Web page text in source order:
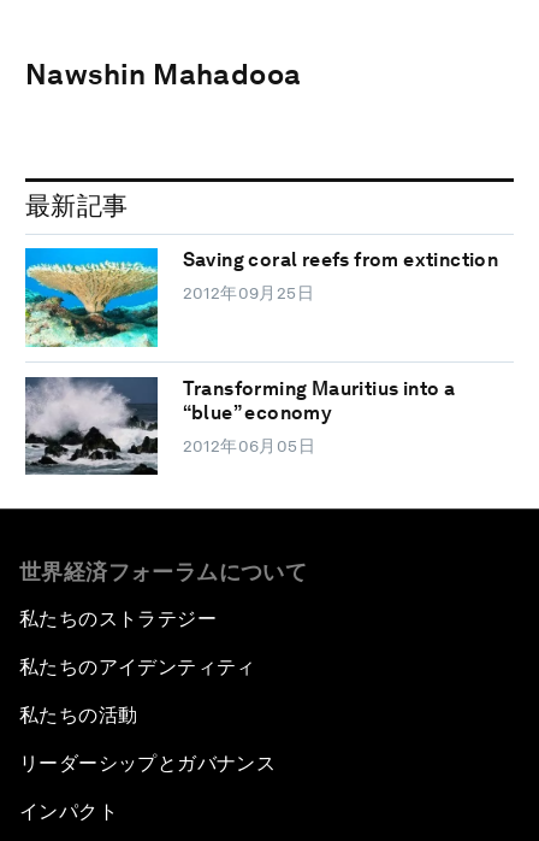
Nawshin Mahadooa
最新記事
Saving coral reefs from extinction
2012年09月25日
Transforming Mauritius into a
“blue” economy
2012年06月05日
世界経済フォーラムについて
私たちのストラテジー
私たちのアイデンティティ
私たちの活動
リーダーシップとガバナンス
インパクト